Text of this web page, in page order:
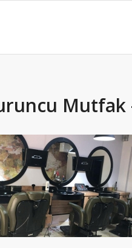
Mutfak